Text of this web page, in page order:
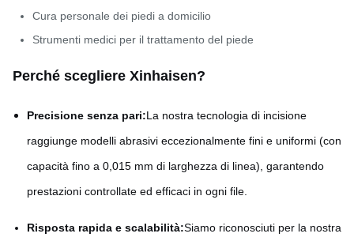
Cura personale dei piedi a domicilio
Strumenti medici per il trattamento del piede
Perché scegliere Xinhaisen?
Precisione senza pari:La nostra tecnologia di incisione
raggiunge modelli abrasivi eccezionalmente fini e uniformi (con
capacità fino a 0,015 mm di larghezza di linea), garantendo
prestazioni controllate ed efficaci in ogni file.
Risposta rapida e scalabilità:Siamo riconosciuti per la nostra